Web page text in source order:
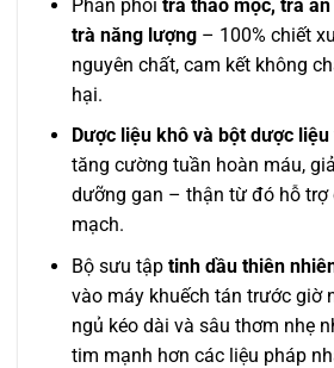
Phân phối trà thảo mộc, trà
trà năng lượng– 100% chiết
nguyên chất, cam kết không
hại.
Dược liệu khô và bột dược liệu
tăng cường tuần hoàn máu,
dưỡng gan – thận từ đó hỗ trợ
mạch.
Bộ sưu tập tinh dầu thiên
vào máy khuếch tán trước giờ
ngủ kéo dài và sâu thơm nhẹ
tim mạnh hơn các liệu pháp